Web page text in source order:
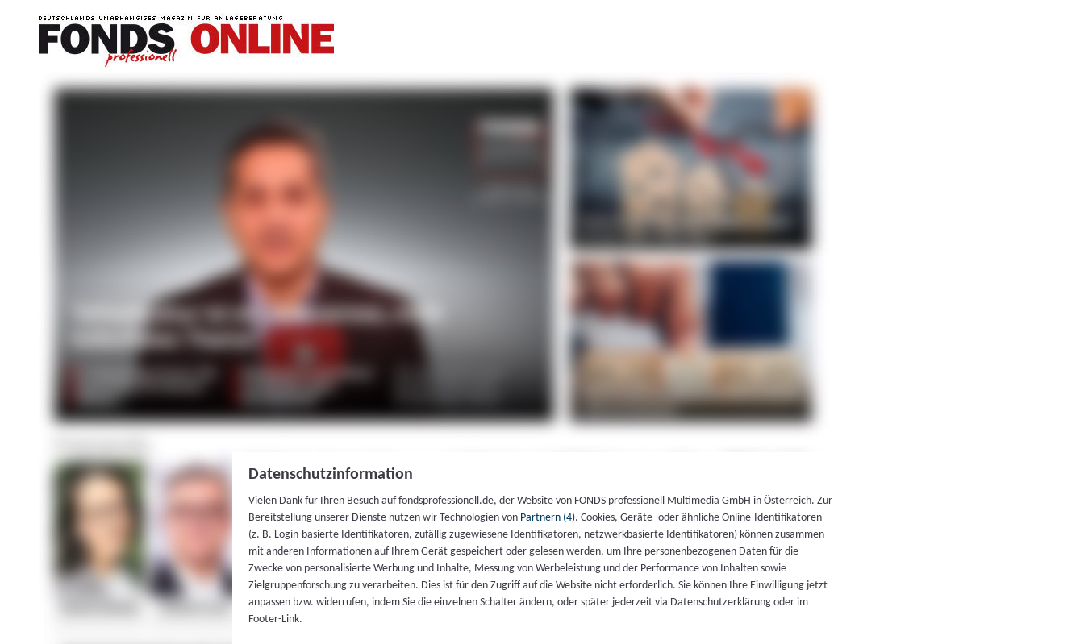
Datenschutzinformation
Vielen Dank für Ihren Besuch auf fondsprofessionell.de, der Website von FONDS professionell Multimedia GmbH in Österreich. Zur
Bereitstellung unserer Dienste nutzen wir Technologien von Partnern (4). Cookies, Geräte- oder ähnliche Online-Identifikatoren
(z. B. Login-basierte Identifikatoren, zufällig zugewiesene Identifikatoren, netzwerkbasierte Identifikatoren) können zusammen
mit anderen Informationen auf Ihrem Gerät gespeichert oder gelesen werden, um Ihre personenbezogenen Daten für die
Zwecke von personalisierte Werbung und Inhalte, Messung von Werbeleistung und der Performance von Inhalten sowie
Zielgruppenforschung zu verarbeiten. Dies ist für den Zugriff auf die Website nicht erforderlich. Sie können Ihre Einwilligung jetzt
anpassen bzw. widerrufen, indem Sie die einzelnen Schalter ändern, oder später jederzeit via Datenschutzerklärung oder im
Footer-Link.